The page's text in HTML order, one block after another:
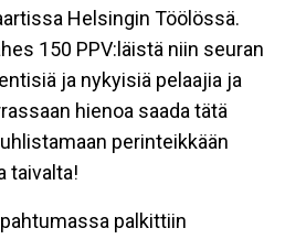
Helsingin Töölössä.
150 PPV:läistä niin seuran
ja nykyisiä pelaajia ja
hienoa saada tätä
perinteikkään
taivalta!
palkittiin